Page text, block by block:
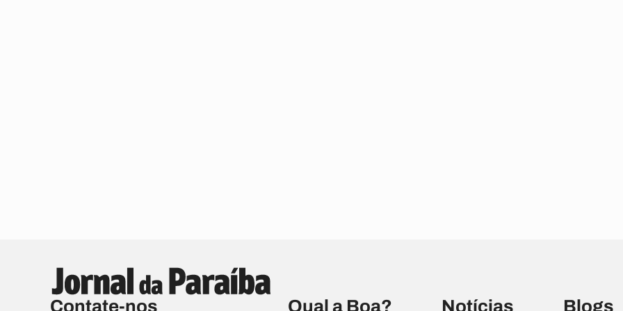
Contate-nos Qual a Boa? Notícias Blogs